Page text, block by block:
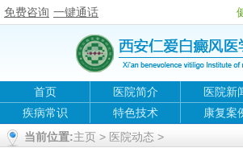
免费咨询 一键通话
首页 医院简介 医院新
疾病常识
特色技术 康复案
当前位置:主页 > 医院动态 >